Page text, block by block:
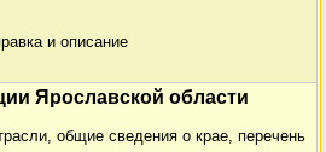
и описание
Ярославской области
общие сведения о крае, перечень